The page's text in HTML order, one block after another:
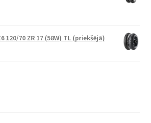
120/70 ZR 17 (58W) TL (priekšējā)